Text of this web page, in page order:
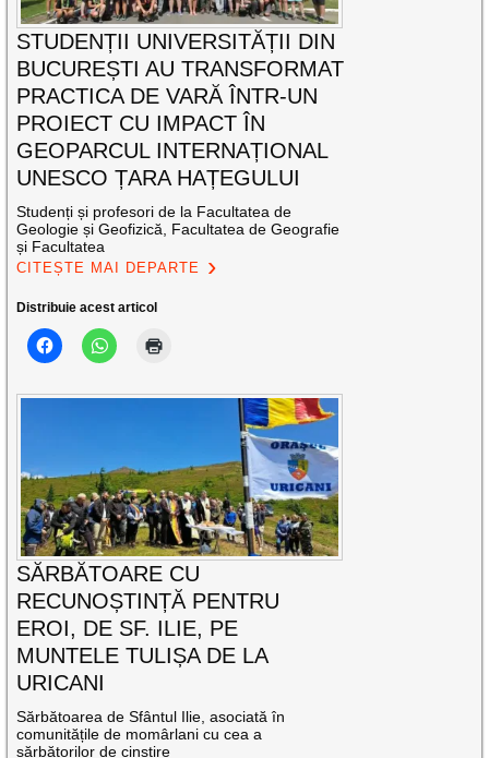
STUDENȚII UNIVERSITĂȚII DIN
BUCUREȘTI AU TRANSFORMAT
PRACTICA DE VARĂ ÎNTR-UN
PROIECT CU IMPACT ÎN
GEOPARCUL INTERNAȚIONAL
UNESCO ȚARA HAȚEGULUI
Studenți și profesori de la Facultatea de
Geologie și Geofizică, Facultatea de Geografie
și Facultatea
CITEȘTE MAI DEPARTE
Distribuie acest articol
SĂRBĂTOARE CU
RECUNOȘTINȚĂ PENTRU
EROI, DE SF. ILIE, PE
MUNTELE TULIȘA DE LA
URICANI
Sărbătoarea de Sfântul Ilie, asociată în
comunitățile de momârlani cu cea a
sărbătorilor de cinstire